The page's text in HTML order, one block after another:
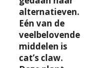
alternatieven.
Eén van de
veelbelovende
middelen is
cat’s claw.